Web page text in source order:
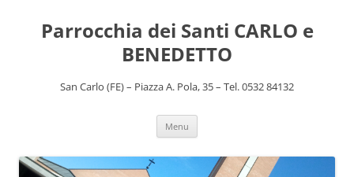
contenuto
Parrocchia dei Santi CARLO e
BENEDETTO
San Carlo (FE) – Piazza A. Pola, 35 – Tel. 0532 84132
Menu